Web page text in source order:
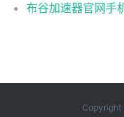
布谷加速器官网手
Copyright